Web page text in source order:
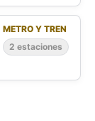
METRO Y TREN
2 estaciones